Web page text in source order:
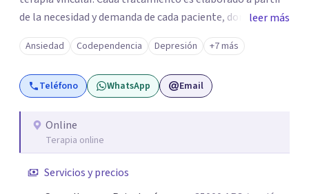
de la necesidad y demanda de cada paciente, donde
ambos vamos ejercer un papel activo en la orientación de
la terapia. Para ello utilizo recursos técnicos amplios y
flexibles, adaptados al momento y problemática de cada
persona.
leer más
Ansiedad Codependencia Depresión +7 más
Teléfono WhatsApp Email
Online
Terapia online
Servicios y precios